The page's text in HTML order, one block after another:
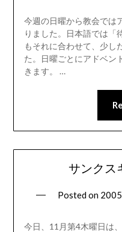
今週の日曜から教会では
りました。日本語では「
もそれに合わせて、少し
た。日曜ごとにアドベン
きます。 …
サンクス
Posted on
今日、11月第4木曜日は